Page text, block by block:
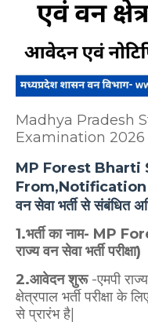
Madhya Pradesh
Examination 2026
MP Forest Bharti
From,Notification
वन सेवा भर्ती से संबंधित
1.भर्ती का नाम- MP
राज्य वन सेवा भर्ती परीक्षा)
2.आवेदन शुरू -एमपी
क्षेत्रपाल भर्ती परीक्षा
से प्रारंभ है|